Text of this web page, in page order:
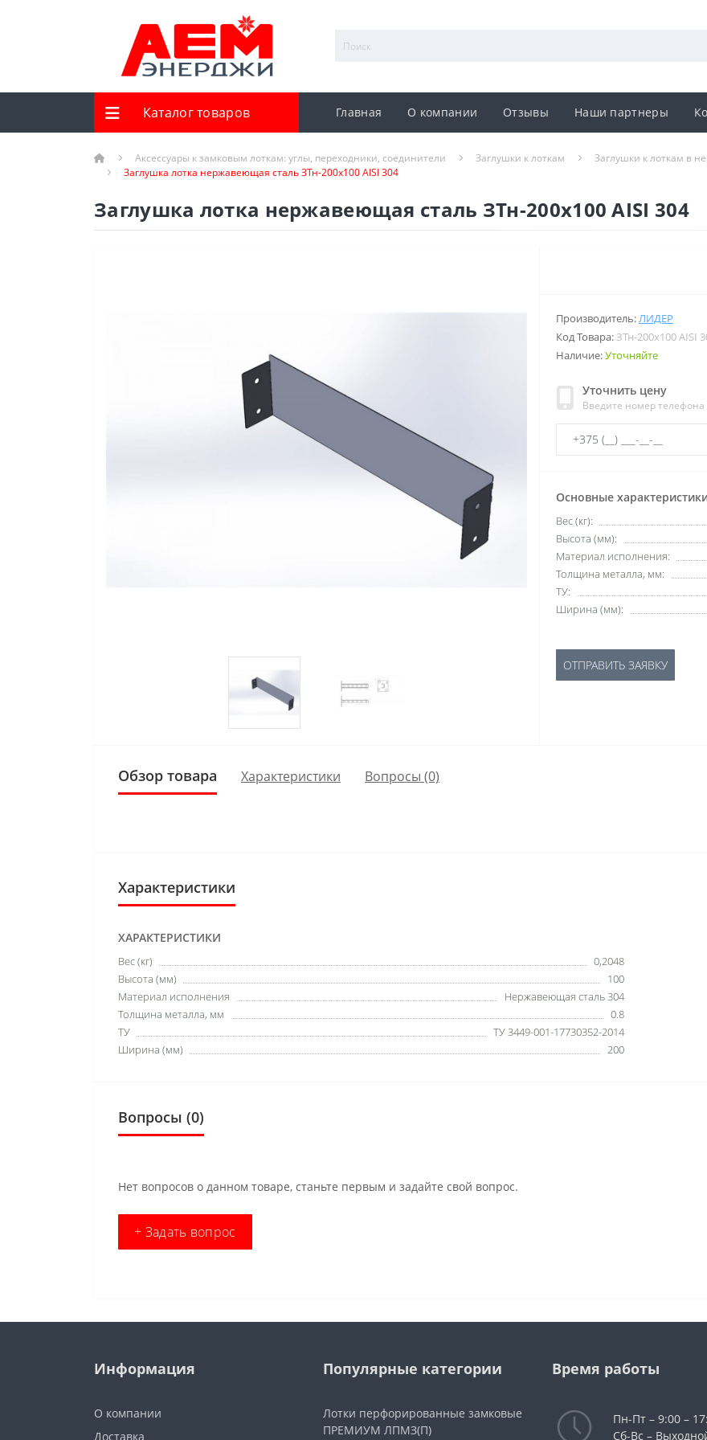
Каталог товаров Главная О компании Отзывы Наши партнеры
Аксессуары к замковым лоткам: углы, переходники, соединители Заглушки к лоткам
Заглушки к лоткам в
Заглушка лотка нержавеющая сталь ЗТн-200х100 AISI 304
Заглушка лотка нержавеющая сталь ЗТн-200х100 AISI 304
Производитель:ЛИДЕР
Код Товара: ЗТн-200х100 AISI
Наличие:Уточняйте
Уточнить цену
Введите номер
Основные
Вес (кг):
Высота (мм):
Материал исполнения:
Толщина металла, мм:
ТУ:
Ширина (мм):
ОТПРАВИТЬ ЗАЯВКУ
Обзор товара Характеристики Вопросы (0)
Характеристики
ХАРАКТЕРИСТИКИ
Вес (кг)
0,2048
Высота (мм)
100
Материал исполнения
Нержавеющая сталь 304
Толщина металла, мм
0.8
ТУ
ТУ 3449-001-17730352-2014
Ширина (мм)
200
Вопросы (0)
Нет вопросов о данном товаре, станьте первым и задайте свой вопрос.
+ Задать вопрос
Информация
О компании
Доставка
Популярные категории
Лотки перфорированные замковые
ПРЕМИУМ ЛПМЗ(П)
Время работы
Пн-Пт – 9:00 –
Сб-Вс –